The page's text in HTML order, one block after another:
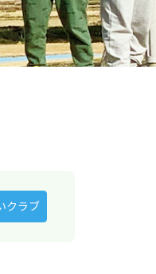
クラブ